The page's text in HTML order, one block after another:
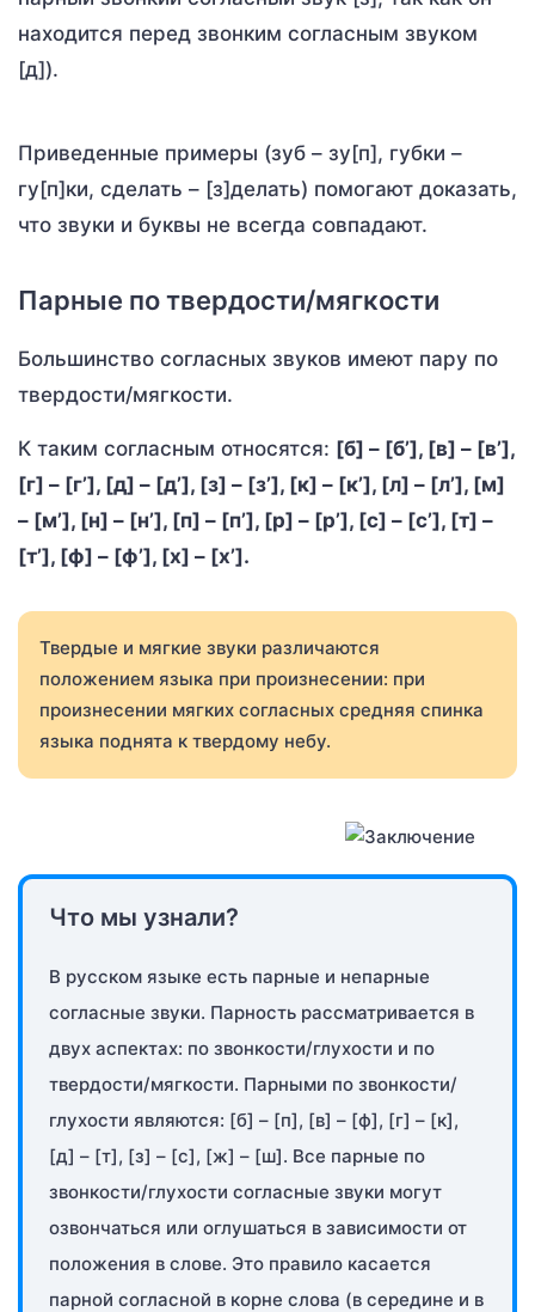
находится перед звонким согласным звуком
[д]).
Приведенные примеры (зуб – зу[п], губки –
гу[п]ки, сделать – [з]делать) помогают доказать,
что звуки и буквы не всегда совпадают.
Парные по твердости/мягкости
Большинство согласных звуков имеют пару по
твердости/мягкости.
К таким согласным относятся: [б] – [б’], [в] – [в’],
[г] – [г’], [д] – [д’], [з] – [з’], [к] – [к’], [л] – [л’], [м]
– [м’], [н] – [н’], [п] – [п’], [р] – [р’], [с] – [с’], [т] –
[т’], [ф] – [ф’], [х] – [х’].
Твердые и мягкие звуки различаются
положением языка при произнесении: при
произнесении мягких согласных средняя спинка
языка поднята к твердому небу.
Что мы узнали?
В русском языке есть парные и непарные
согласные звуки. Парность рассматривается в
двух аспектах: по звонкости/глухости и по
твердости/мягкости. Парными по звонкости/
глухости являются: [б] – [п], [в] – [ф], [г] – [к],
[д] – [т], [з] – [с], [ж] – [ш]. Все парные по
звонкости/глухости согласные звуки могут
озвончаться или оглушаться в зависимости от
положения в слове. Это правило касается
парной согласной в корне слова (в середине и в